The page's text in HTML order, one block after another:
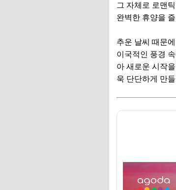
몰디
🎁 요
💸 넷
액티
하와
🎁 요
💸 넷
몰디브
그 자체로 로맨
완벽한 휴양을
추운 날씨 때문
이국적인 풍경
아 새로운 시작
욱 단단하게 만